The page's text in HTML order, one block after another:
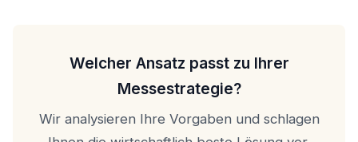
Welcher Ansatz passt zu Ihrer
Messestrategie?
Wir analysieren Ihre Vorgaben und schlagen